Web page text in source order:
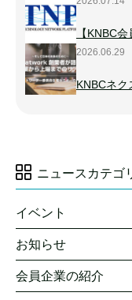
【KNBC
2026.06.29
KNBCネク
ニュースカテゴ
イベント
お知らせ
会員企業の紹介